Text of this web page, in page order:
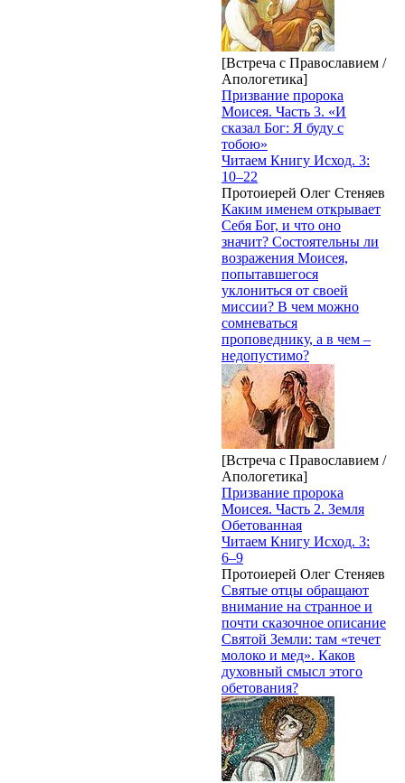
[Встреча с Православием /
Апологетика]
Призвание пророка
Моисея. Часть 3. «И
сказал Бог: Я буду с
тобою»
Читаем Книгу Исход. 3:
10–22
Протоиерей Олег Стеняев
Каким именем открывает
Себя Бог, и что оно
значит? Состоятельны ли
возражения Моисея,
попытавшегося
уклониться от своей
миссии? В чем можно
сомневаться
проповеднику, а в чем –
недопустимо?
[Встреча с Православием /
Апологетика]
Призвание пророка
Моисея. Часть 2. Земля
Обетованная
Читаем Книгу Исход. 3:
6–9
Протоиерей Олег Стеняев
Святые отцы обращают
внимание на странное и
почти сказочное описание
Святой Земли: там «течет
молоко и мед». Каков
духовный смысл этого
обетования?